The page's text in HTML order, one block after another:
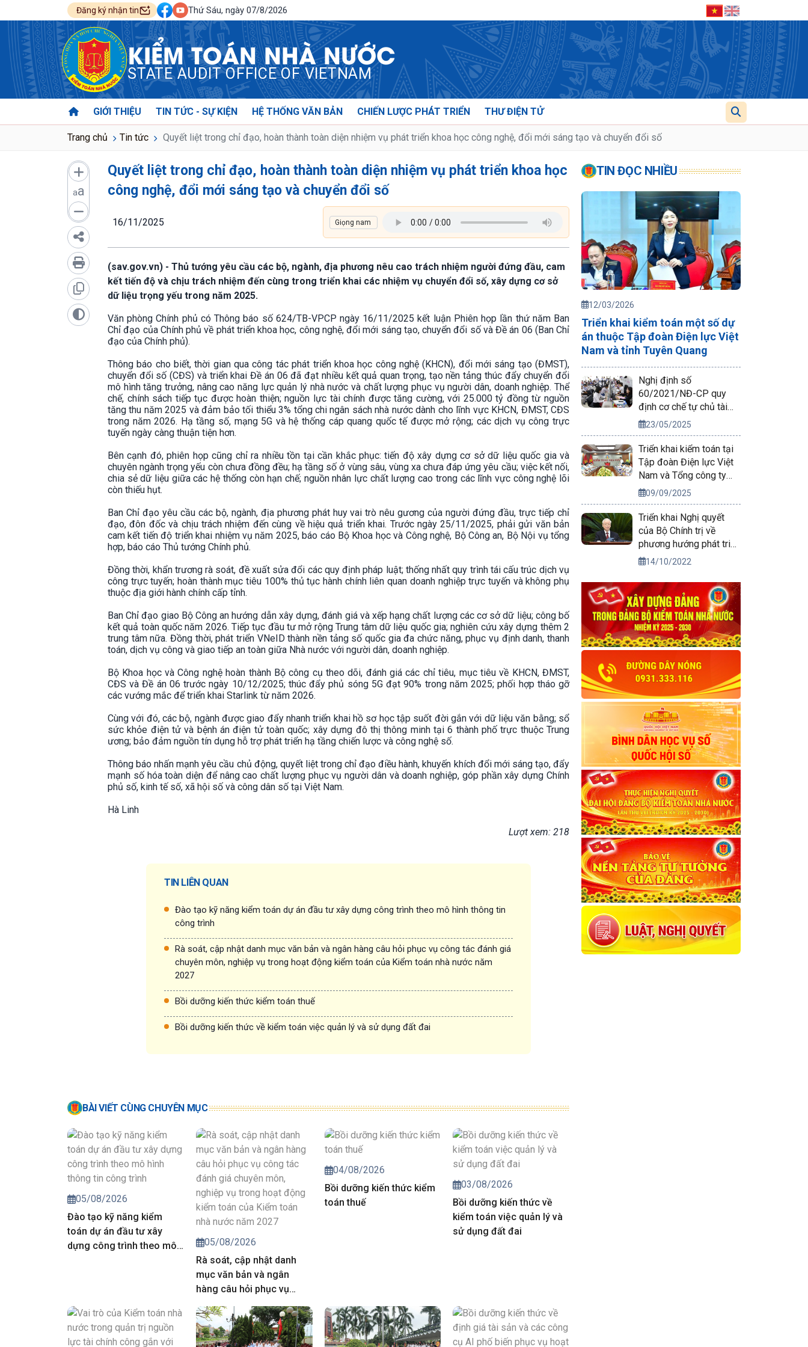
Đăng ký nhận tin Thứ Sáu, ngày 07/8/2026
KIỂM TOÁN NHÀ NƯỚC
STATE AUDIT OFFICE OF VIETNAM
GIỚI THIỆU TIN TỨC - SỰ KIỆN HỆ THỐNG VĂN BẢN CHIẾN LƯỢC PHÁT TRIỂN THƯ ĐIỆN TỬ
Trang chủ Tin tức Quyết liệt trong chỉ đạo, hoàn thành toàn diện nhiệm vụ phát triển khoa học công nghệ, đổi mới sáng tạo và chuyển đổi số
aa
Quyết liệt trong chỉ đạo, hoàn thành toàn diện nhiệm vụ phát triển khoa học
công nghệ, đổi mới sáng tạo và chuyển đổi số
16/11/2025
(sav.gov.vn) - Thủ tướng yêu cầu các bộ, ngành, địa phương nêu cao trách nhiệm người đứng đầu, cam
kết tiến độ và chịu trách nhiệm đến cùng trong triển khai các nhiệm vụ chuyển đổi số, xây dựng cơ sở
dữ liệu trọng yếu trong năm 2025.
Văn phòng Chính phủ có Thông báo số 624/TB-VPCP ngày 16/11/2025 kết luận Phiên họp lần thứ năm Ban
Chỉ đạo của Chính phủ về phát triển khoa học, công nghệ, đổi mới sáng tạo, chuyển đổi số và Đề án 06 (Ban Chỉ
đạo của Chính phủ).
Thông báo cho biết, thời gian qua công tác phát triển khoa học công nghệ (KHCN), đổi mới sáng tạo (ĐMST),
chuyển đổi số (CĐS) và triển khai Đề án 06 đã đạt nhiều kết quả quan trọng, tạo nền tảng thúc đẩy chuyển đổi
mô hình tăng trưởng, nâng cao năng lực quản lý nhà nước và chất lượng phục vụ người dân, doanh nghiệp. Thể
chế, chính sách tiếp tục được hoàn thiện; nguồn lực tài chính được tăng cường, với 25.000 tỷ đồng từ nguồn
tăng thu năm 2025 và đảm bảo tối thiểu 3% tổng chi ngân sách nhà nước dành cho lĩnh vực KHCN, ĐMST, CĐS
trong năm 2026. Hạ tầng số, mạng 5G và hệ thống cáp quang quốc tế được mở rộng; các dịch vụ công trực
tuyến ngày càng thuận tiện hơn.
Bên cạnh đó, phiên họp cũng chỉ ra nhiều tồn tại cần khắc phục: tiến độ xây dựng cơ sở dữ liệu quốc gia và
chuyên ngành trọng yếu còn chưa đồng đều; hạ tầng số ở vùng sâu, vùng xa chưa đáp ứng yêu cầu; việc kết nối,
chia sẻ dữ liệu giữa các hệ thống còn hạn chế; nguồn nhân lực chất lượng cao trong các lĩnh vực công nghệ lõi
còn thiếu hụt.
Ban Chỉ đạo yêu cầu các bộ, ngành, địa phương phát huy vai trò nêu gương của người đứng đầu, trực tiếp chỉ
đạo, đôn đốc và chịu trách nhiệm đến cùng về hiệu quả triển khai. Trước ngày 25/11/2025, phải gửi văn bản
cam kết tiến độ triển khai nhiệm vụ năm 2025, báo cáo Bộ Khoa học và Công nghệ, Bộ Công an, Bộ Nội vụ tổng
hợp, báo cáo Thủ tướng Chính phủ.
Đồng thời, khẩn trương rà soát, đề xuất sửa đổi các quy định pháp luật; thống nhất quy trình tái cấu trúc dịch vụ
công trực tuyến; hoàn thành mục tiêu 100% thủ tục hành chính liên quan doanh nghiệp trực tuyến và không phụ
thuộc địa giới hành chính cấp tỉnh.
Ban Chỉ đạo giao Bộ Công an hướng dẫn xây dựng, đánh giá và xếp hạng chất lượng các cơ sở dữ liệu; công bố
kết quả toàn quốc năm 2026. Tiếp tục đầu tư mở rộng Trung tâm dữ liệu quốc gia; nghiên cứu xây dựng thêm 2
trung tâm nữa. Đồng thời, phát triển VNeID thành nền tảng số quốc gia đa chức năng, phục vụ định danh, thanh
toán, dịch vụ công và giao tiếp an toàn giữa Nhà nước với người dân, doanh nghiệp.
Bộ Khoa học và Công nghệ hoàn thành Bộ công cụ theo dõi, đánh giá các chỉ tiêu, mục tiêu về KHCN, ĐMST,
CĐS và Đề án 06 trước ngày 10/12/2025; thúc đẩy phủ sóng 5G đạt 90% trong năm 2025; phối hợp tháo gỡ
các vướng mắc để triển khai Starlink từ năm 2026.
Cùng với đó, các bộ, ngành được giao đẩy nhanh triển khai hồ sơ học tập suốt đời gắn với dữ liệu văn bằng; sổ
sức khỏe điện tử và bệnh án điện tử toàn quốc; xây dựng đô thị thông minh tại 6 thành phố trực thuộc Trung
ương; bảo đảm nguồn tín dụng hỗ trợ phát triển hạ tầng chiến lược và công nghệ số.
Thông báo nhấn mạnh yêu cầu chủ động, quyết liệt trong chỉ đạo điều hành, khuyến khích đổi mới sáng tạo, đẩy
mạnh số hóa toàn diện để nâng cao chất lượng phục vụ người dân và doanh nghiệp, góp phần xây dựng Chính
phủ số, kinh tế số, xã hội số và công dân số tại Việt Nam.
Hà Linh
Lượt xem: 218
TIN LIÊN QUAN
Đào tạo kỹ năng kiểm toán dự án đầu tư xây dựng công trình theo mô hình thông tin
công trình
Rà soát, cập nhật danh mục văn bản và ngân hàng câu hỏi phục vụ công tác đánh giá
chuyên môn, nghiệp vụ trong hoạt động kiểm toán của Kiểm toán nhà nước năm
2027
Bồi dưỡng kiến thức kiểm toán thuế
Bồi dưỡng kiến thức về kiểm toán việc quản lý và sử dụng đất đai
BÀI VIẾT CÙNG CHUYÊN MỤC
05/08/2026
Đào tạo kỹ năng kiểm
toán dự án đầu tư xây
dựng công trình theo mô
05/08/2026
Rà soát, cập nhật danh
mục văn bản và ngân
hàng câu hỏi phục vụ
công tác đánh giá chuyên
môn, nghiệp vụ trong hoạt
động kiểm toán của Kiểm
04/08/2026
Bồi dưỡng kiến thức kiểm
toán thuế
03/08/2026
Bồi dưỡng kiến thức về
kiểm toán việc quản lý và
sử dụng đất đai
TIN ĐỌC NHIỀU
12/03/2026
Triển khai kiểm toán một số dự
án thuộc Tập đoàn Điện lực Việt
Nam và tỉnh Tuyên Quang
Nghị định số
60/2021/NĐ-CP quy
định cơ chế tự chủ tài
chính của đơn vị sự
nghiệp công lập
23/05/2025
Triển khai kiểm toán tại
Tập đoàn Điện lực Việt
Nam và Tổng công ty
Phát điện 2
09/09/2025
Triển khai Nghị quyết
của Bộ Chính trị về
phương hướng phát triển
kinh tế xã hội và bảo
ninh vùng Tây Nguyên
đến năm 2030, tầm nhìn
đến năm 2045
14/10/2022